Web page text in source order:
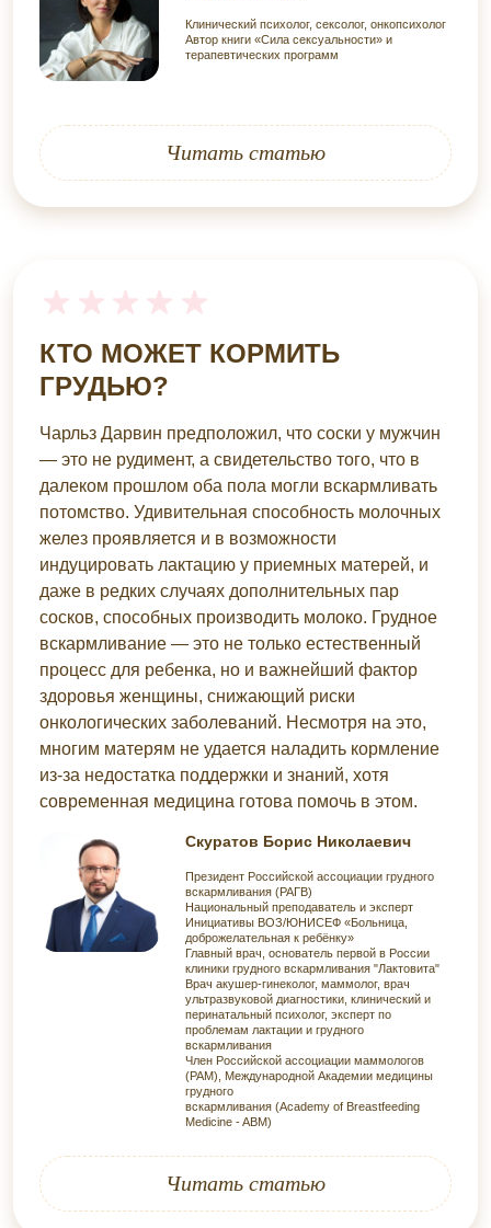
Клинический психолог, сексолог, онкопсихолог
Автор книги «Сила сексуальности» и
терапевтических программ
Читать статью
Скуратов Борис Николаевич
Президент Российской ассоциации грудного
вскармливания (РАГВ)
Национальный преподаватель и эксперт
Инициативы ВОЗ/ЮНИСЕФ «Больница,
доброжелательная к ребёнку»
Главный врач, основатель первой в России
клиники грудного вскармливания "Лактовита"
Врач акушер-гинеколог, маммолог, врач
ультразвуковой диагностики, клинический и
перинатальный психолог, эксперт по
проблемам лактации и грудного
вскармливания
Член Российской ассоциации маммологов
(РАМ), Международной Академии медицины
грудного
вскармливания (Academy of Breastfeeding
Medicine - ABM)
Читать статью
КТО МОЖЕТ КОРМИТЬ
ГРУДЬЮ?
Чарльз Дарвин предположил, что соски у мужчин
— это не рудимент, а свидетельство того, что в
далеком прошлом оба пола могли вскармливать
потомство. Удивительная способность молочных
желез проявляется и в возможности
индуцировать лактацию у приемных матерей, и
даже в редких случаях дополнительных пар
сосков, способных производить молоко. Грудное
вскармливание — это не только естественный
процесс для ребенка, но и важнейший фактор
здоровья женщины, снижающий риски
онкологических заболеваний. Несмотря на это,
многим матерям не удается наладить кормление
из-за недостатка поддержки и знаний, хотя
современная медицина готова помочь в этом.